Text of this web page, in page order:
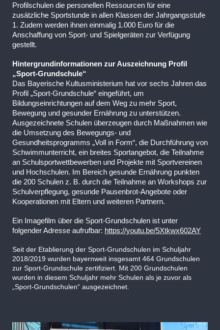
Profilschulen die personellen Ressourcen für eine
zusätzliche Sportstunde in allen Klassen der Jahrgangsstufe
1. Zudem werden ihnen einmalig 1.000 Euro für die
Anschaffung von Sport- und Spielgeräten zur Verfügung
gestellt.
Hintergrundinformationen zur Auszeichnung Profil
„Sport-Grundschule“
Das Bayerische Kultusministerium hat vor sechs Jahren das
Profil „Sport-Grundschule“ eingeführt, um
Bildungseinrichtungen auf dem Weg zu mehr Sport,
Bewegung und gesunder Ernährung zu unterstützen.
Ausgezeichnete Schulen überzeugen durch Maßnahmen wie
die Umsetzung des Bewegungs- und
Gesundheitsprogramms „Voll in Form“, die Durchführung von
Schwimmunterricht, ein breites Sportangebot, die Teilnahme
an Schulsportwettbewerben und Projekte mit Sportvereinen
und Hochschulen. Im Bereich gesunde Ernährung punkten
die 200 Schulen z. B. durch die Teilnahme an Workshops zur
Schulverpflegung, gesunde Pausenbrot-Angebote oder
Kooperationen mit Eltern und weiteren Partnern.
Ein Imagefilm über die Sport-Grundschulen ist unter
folgender Adresse aufrufbar: https://youtu.be/5Xtkwx602AY
Seit der Etablierung der Sport-Grundschulen im Schuljahr
2018/2019 wurden bayernweit insgesamt 464 Grundschulen
zur Sport-Grundschule zertifiziert. Mit 200 Grundschulen
wurden in diesem Schuljahr mehr Schulen als je zuvor als
„Sport-Grundschulen“ ausgezeichnet.